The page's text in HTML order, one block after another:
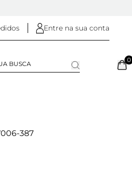
Entre na sua conta
0
387